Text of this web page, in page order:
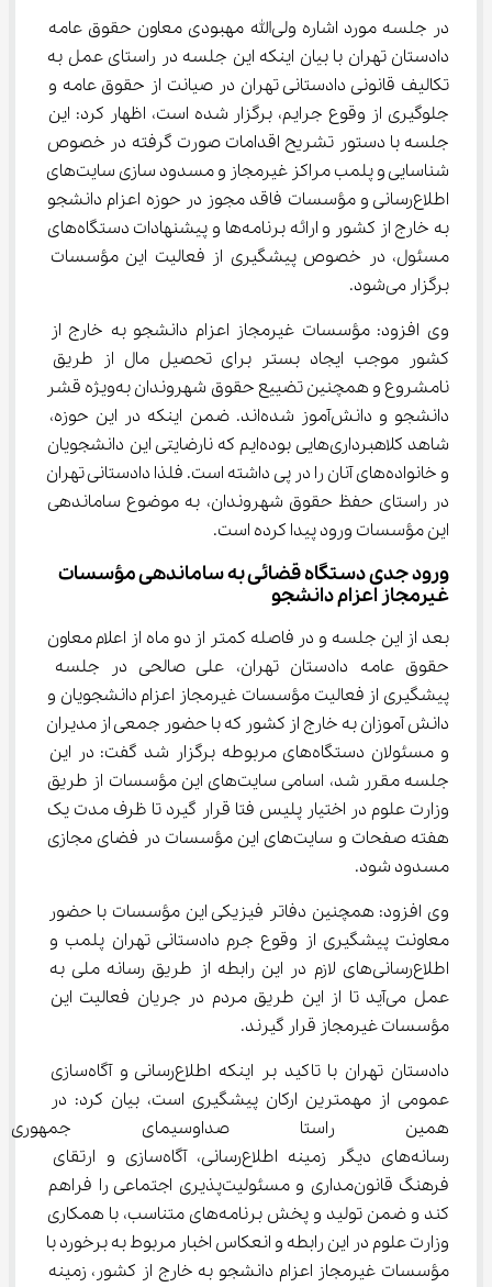
در جلسه مورد اشاره ولی‌الله مهبودی معاون حقوق عامه
دادستان تهران با بیان اینکه این جلسه در راستای عمل به
تکالیف قانونی دادستانی تهران در صیانت از حقوق عامه و
جلوگیری از وقوع جرایم، برگزار شده است، اظهار کرد: این
جلسه با دستور تشریح اقدامات صورت گرفته در خصوص
شناسایی و پلمب مراکز غیرمجاز و مسدود سازی سایت‌های
اطلاع‌رسانی و مؤسسات فاقد مجوز در حوزه اعزام دانشجو
به خارج از کشور و ارائه برنامه‌ها و پیشنهادات دستگاه‌های
مسئول، در خصوص پیشگیری از فعالیت این مؤسسات
برگزار می‌شود.
وی افزود: مؤسسات غیرمجاز اعزام دانشجو به خارج از
کشور موجب ایجاد بستر برای تحصیل مال از طریق
نامشروع و همچنین تضییع حقوق شهروندان به‌ویژه قشر
دانشجو و دانش‌آموز شده‌اند. ضمن اینکه در این حوزه،
شاهد کلاهبرداری‌هایی بوده‌ایم که نارضایتی این دانشجویان
و خانواده‌های آنان را در پی داشته است. فلذا دادستانی تهران
در راستای حفظ حقوق شهروندان، به موضوع ساماندهی
این مؤسسات ورود پیدا کرده است.
ورود جدی دستگاه قضائی به ساماندهی مؤسسات
غیرمجاز اعزام دانشجو
بعد از این جلسه و در فاصله کمتر از دو ماه از اعلام معاون
حقوق عامه دادستان تهران، علی صالحی در جلسه
پیشگیری از فعالیت مؤسسات غیرمجاز اعزام دانشجویان و
دانش آموزان به خارج از کشور که با حضور جمعی از مدیران
و مسئولان دستگاه‌های مربوطه برگزار شد گفت: در این
جلسه مقرر شد، اسامی سایت‌های این مؤسسات از طریق
وزارت علوم در اختیار پلیس فتا قرار گیرد تا ظرف مدت یک
هفته صفحات و سایت‌های این مؤسسات در فضای مجازی
مسدود شود.
وی افزود: همچنین دفاتر فیزیکی این مؤسسات با حضور
معاونت پیشگیری از وقوع جرم دادستانی تهران پلمب و
اطلاع‌رسانی‌های لازم در این رابطه از طریق رسانه ملی به
عمل می‌آید تا از این طریق مردم در جریان فعالیت این
مؤسسات غیرمجاز قرار گیرند.
دادستان تهران با تاکید بر اینکه اطلاع‌رسانی و آگاه‌سازی
عمومی از مهمترین ارکان پیشگیری است، بیان کرد: در
همین راستا صداوسیمای
رسانه‌های دیگر زمینه اطلاع‌رسانی، آگاه‌سازی و ارتقای
فرهنگ قانون‌مداری و مسئولیت‌پذیری اجتماعی را فراهم
کند و ضمن تولید و پخش برنامه‌های متناسب، با همکاری
وزارت علوم در این رابطه و انعکاس اخبار مربوط به برخورد با
مؤسسات غیرمجاز اعزام دانشجو به خارج از کشور، زمینه